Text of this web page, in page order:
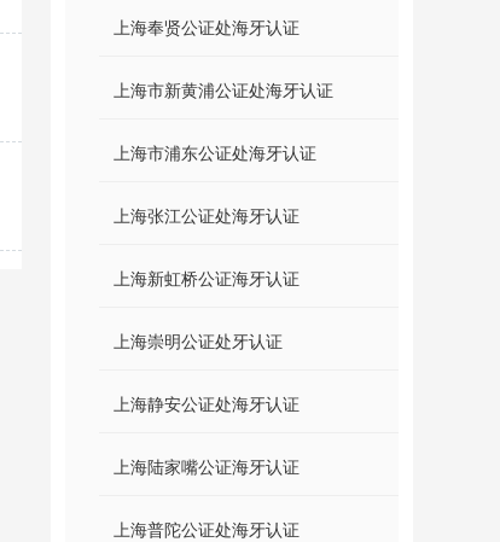
上海奉贤公证处海牙认证
上海市新黄浦公证处海牙认证
上海市浦东公证处海牙认证
上海张江公证处海牙认证
上海新虹桥公证海牙认证
上海崇明公证处牙认证
上海静安公证处海牙认证
上海陆家嘴公证海牙认证
上海普陀公证处海牙认证